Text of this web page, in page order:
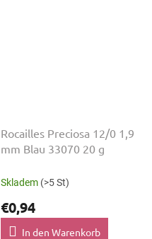
Rocailles Preciosa 12/0 1,9
mm Blau 33070 20 g
Skladem (>5 St)
€0,94
In den Warenkorb